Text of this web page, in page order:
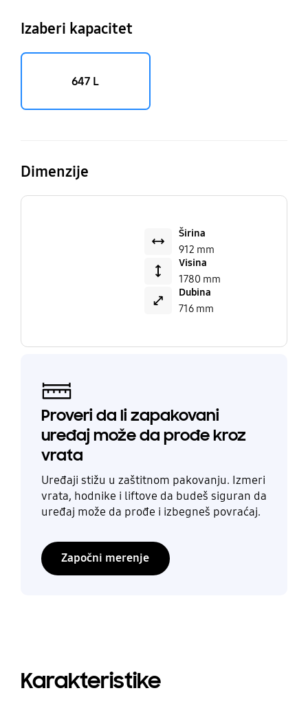
Izaberi kapacitet
647 L
Dimenzije
Širina
912 mm
Visina
1780 mm
Dubina
716 mm
Proveri da li zapakovani
uređaj može da prođe kroz
vrata
Uređaji stižu u zaštitnom pakovanju. Izmeri
vrata, hodnike i liftove da budeš siguran da
uređaj može da prođe i izbegneš povraćaj.
Započni merenje
Karakteristike